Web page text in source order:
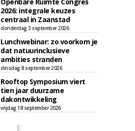
2026: integrale keuzes
centraal in Zaanstad
donderdag 3 september 2026
Lunchwebinar: zo voorkom je
dat natuurinclusieve
ambities stranden
dinsdag 8 september 2026
Rooftop Symposium viert
tien jaar duurzame
dakontwikkeling
vrijdag 18 september 2026